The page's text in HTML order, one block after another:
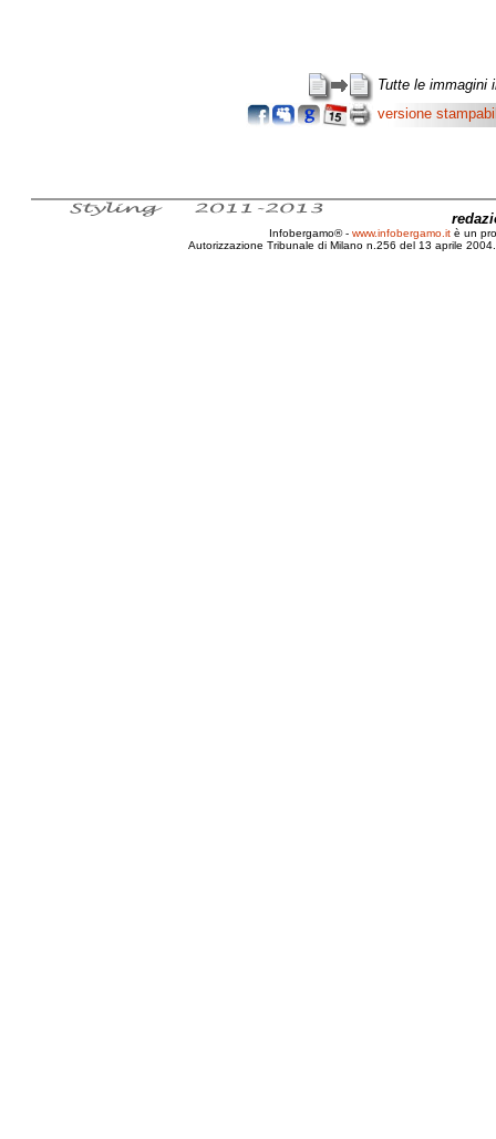
Tutte le immagini
versione
Infobergamo® - www.infobergamo.it è un
Autorizzazione Tribunale di Milano n.256 del 13 aprile